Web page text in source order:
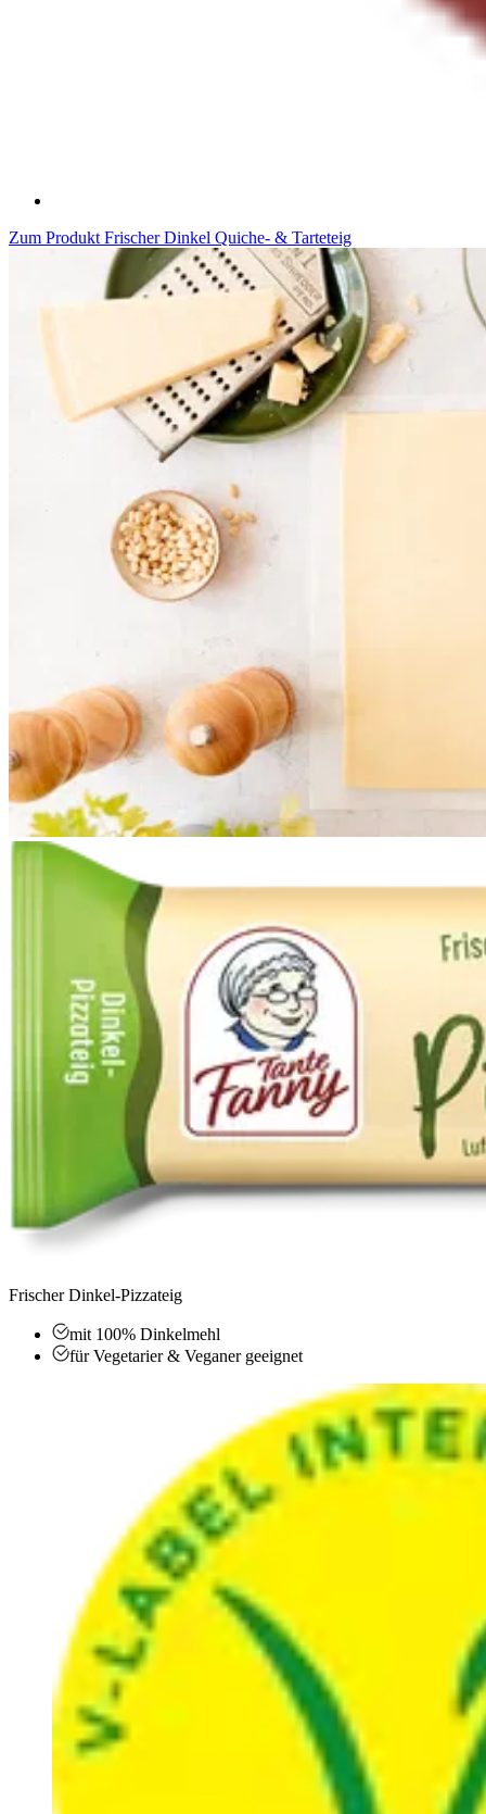
Zum Produkt Frischer Dinkel Quiche- & Tarteteig
Frischer Dinkel-Pizzateig
mit 100% Dinkelmehl
für Vegetarier & Veganer geeignet